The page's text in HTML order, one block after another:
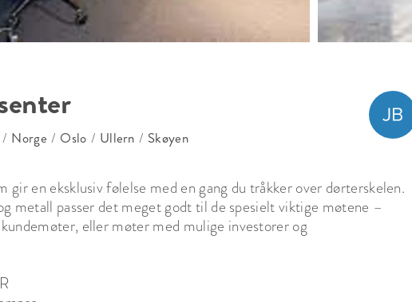
/ Norge / Oslo / Ullern / Skøyen
gir en eksklusiv følelse med en gang du tråkker over dørterskelen.
metall passer det meget godt til de spesielt viktige møtene –
eller møter med mulige investorer og